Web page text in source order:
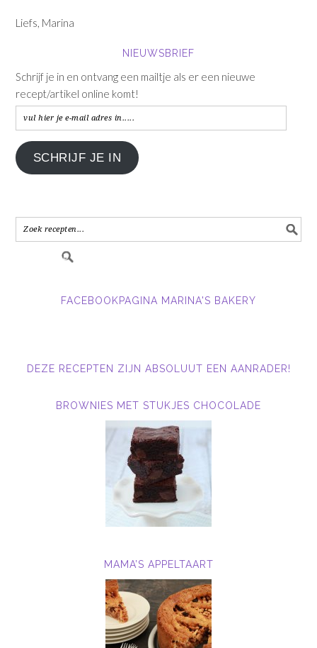
Liefs, Marina
NIEUWSBRIEF
Schrijf je in en ontvang een mailtje als er een nieuwe
recept/artikel online komt!
vul
hier
je
e-
in.....
SCHRIJF JE IN
FACEBOOKPAGINA MARINA'S BAKERY
DEZE RECEPTEN ZIJN ABSOLUUT EEN AANRADER!
BROWNIES MET STUKJES CHOCOLADE
MAMA’S APPELTAART